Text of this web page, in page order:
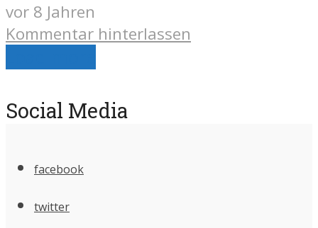
vor 8 Jahren
Kommentar hinterlassen
Social Media
facebook
twitter